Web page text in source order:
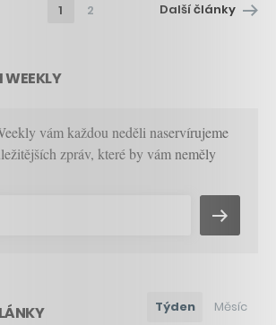
1 2 Další články
vám každou neděli naservírujeme
zpráv, které by vám neměly
Týden Měsíc